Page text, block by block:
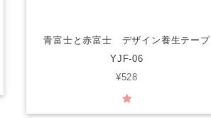
青富士と赤富士 デザイン養生テープ
YJF-06
¥528